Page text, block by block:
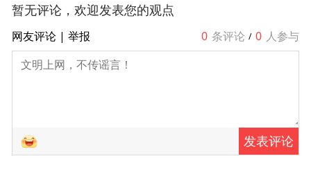
暂无评论，欢迎发表您的观点
网友评论 |举报 0 条评论 / 0 人参与
发表评论